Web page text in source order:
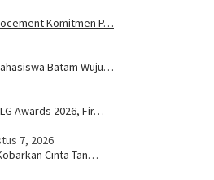
Komitmen P…
Batam Wuju…
Awards 2026, Fir…
7, 2026
Cinta Tan…